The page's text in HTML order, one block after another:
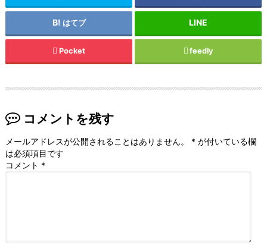
はてブ
Pocket feedly
コメントを残す
メールアドレスが公開されることはありません。 * が付いている欄
は必須項目です
コメント *